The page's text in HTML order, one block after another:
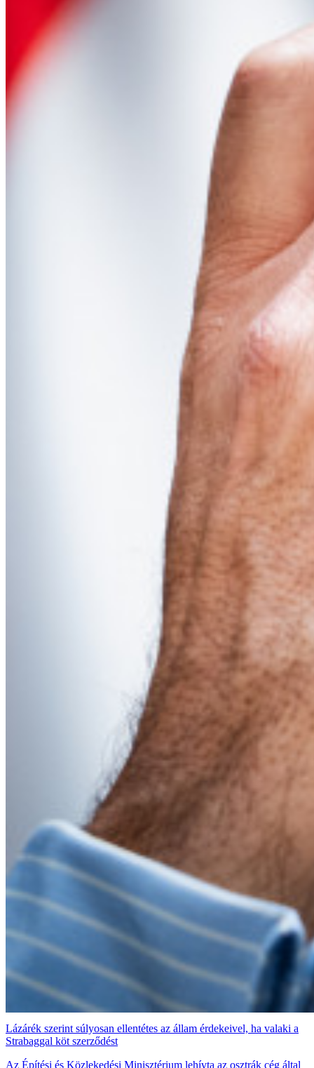
Lázárék szerint súlyosan ellentétes az állam érdekeivel, ha valaki a
Strabaggal köt szerződést
Az Építési és Közlekedési Minisztérium lehívta az osztrák cég által